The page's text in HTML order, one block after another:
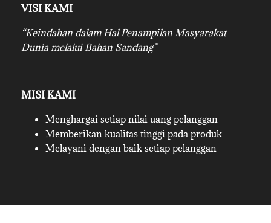
VISI KAMI
“Keindahan dalam Hal Penampilan Masyarakat
Dunia melalui Bahan Sandang”
MISI KAMI
Menghargai setiap nilai uang pelanggan
Memberikan kualitas tinggi pada produk
Melayani dengan baik setiap pelanggan